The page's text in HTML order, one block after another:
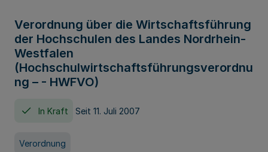
Verordnung über die Wirtschaftsführung
der Hochschulen des Landes Nordrhein-
Westfalen
(Hochschulwirtschaftsführungsverordnu
ng – - HWFVO)
In Kraft Seit 11. Juli 2007
Verordnung